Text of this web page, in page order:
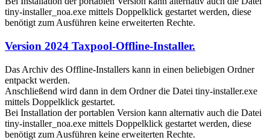
tiny-installer_noa.exe mittels Doppelklick gestartet werden, diese
benötigt zum Ausführen keine erweiterten Rechte.
Version 2024 Taxpool-Offline-Installer.
Das Archiv des Offline-Installers kann in einen beliebigen Ordner
entpackt werden.
Anschließend wird dann in dem Ordner die Datei tiny-installer.exe
mittels Doppelklick gestartet.
Bei Installation der portablen Version kann alternativ auch die Datei
tiny-installer_noa.exe mittels Doppelklick gestartet werden, diese
benötigt zum Ausführen keine erweiterten Rechte.